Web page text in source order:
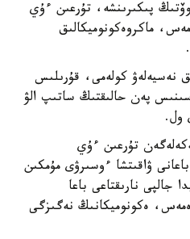
پىكىرىنشە، تۇرعىن ءۇي
ماكروەكونوميكالىق
نەسيەلەۋ كولەمى، قۇرىلىس
پەن حالىقتىڭ ساتىپ الۋ
ول.
تۇرعىن ءۇي
ۋاقىتشا ءوسىرۋى مۇمكىن
جالپى نارىقتاعى باعا
ەمەس، ەكونوميكانىڭ نەگىزگى